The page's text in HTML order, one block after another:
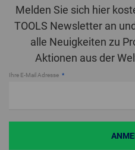
Melden Sie sich hier
TOOLS Newsletter an
alle Neuigkeiten zu
Aktionen aus der
Ihre E-Mail Adresse